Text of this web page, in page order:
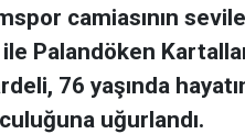
camiasının
Palandöken
76 yaşında
uğurlandı.